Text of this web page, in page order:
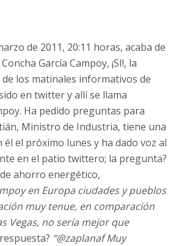
de 2011, 20:11 horas, acaba de
García Campoy, ¡SI!, la
los matinales informativos de
en twitter y allí se llama
Ha pedido preguntas para
Ministro de Industria, tiene una
el próximo lunes y ha dado voz al
en el patio twittero; la pregunta?
ahorro energético,
en Europa ciudades y pueblos
muy tenue, en comparación
Vegas, no sería mejor que
“@zaplanaf Muy